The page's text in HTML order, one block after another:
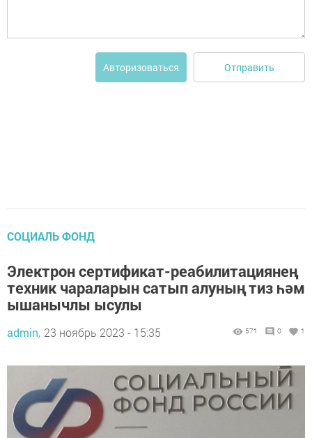
Авторизоваться Отправить
СОЦИАЛЬ ФОНД
Электрон сертификат-реабилитациянең
техник чараларын сатып алуның тиз һәм
ышанычлы ысулы
admin, 23 ноябрь 2023 - 15:35 571 0 1